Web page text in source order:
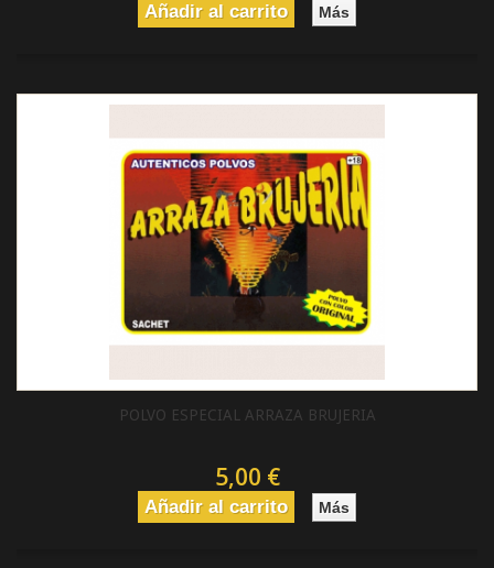
Añadir al carrito Más
POLVO ESPECIAL ARRAZA BRUJERIA
5,00 €
Añadir al carrito Más